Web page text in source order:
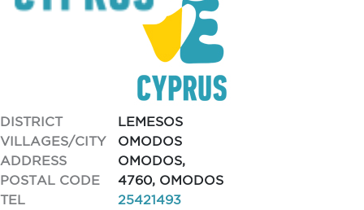
DISTRICT
LEMESOS
VILLAGES/CITY
OMODOS
ADDRESS
OMODOS,
POSTAL CODE
4760, OMODOS
TEL
25421493